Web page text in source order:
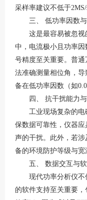
采样率建议不低于2MS/
三、
低功率因数
这是最容易被忽
中，电流极小且功率
号精度至关重要。普
法准确测量相位角，
备在低功率因数（如
四、
抗干扰能力
工业现场复杂的
保数据可靠性，仪器应
声的干扰。此外，若
备的环境防护等级与宽
五、
数据交互与
现代功率分析仪
的软件支持至关重要，